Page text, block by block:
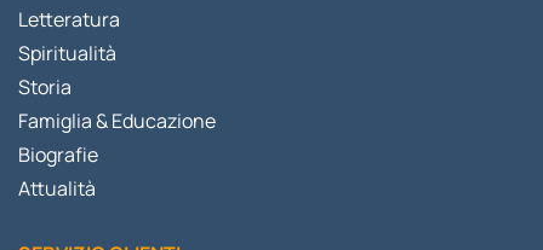
Letteratura
Spiritualità
Storia
Famiglia & Educazione
Biografie
Attualità